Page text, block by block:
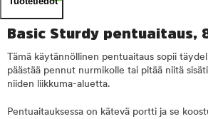
Basic Sturdy pentuaitaus,
Tämä käytännöllinen pentuaitaus sopii
päästää pennut nurmikolle tai pitää niitä
niiden liikkuma-aluetta.
Pentuaitauksessa on kätevä portti ja se